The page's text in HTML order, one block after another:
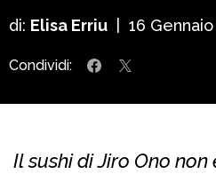
di: Elisa Erriu 16
Condividi:
Il sushi di Jiro Ono non